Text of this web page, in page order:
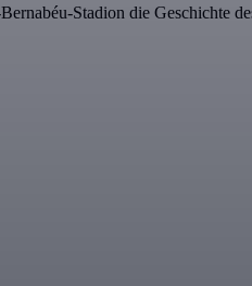
Stadion die Geschichte